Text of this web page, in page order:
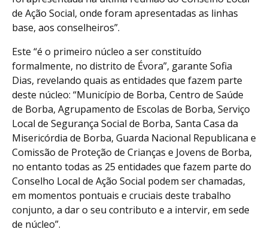
de Ação Social, onde foram apresentadas as linhas
base, aos conselheiros”.
Este “é o primeiro núcleo a ser constituído
formalmente, no distrito de Évora”, garante Sofia
Dias, revelando quais as entidades que fazem parte
deste núcleo: “Município de Borba, Centro de Saúde
de Borba, Agrupamento de Escolas de Borba, Serviço
Local de Segurança Social de Borba, Santa Casa da
Misericórdia de Borba, Guarda Nacional Republicana e
Comissão de Proteção de Crianças e Jovens de Borba,
no entanto todas as 25 entidades que fazem parte do
Conselho Local de Ação Social podem ser chamadas,
em momentos pontuais e cruciais deste trabalho
conjunto, a dar o seu contributo e a intervir, em sede
de núcleo”.